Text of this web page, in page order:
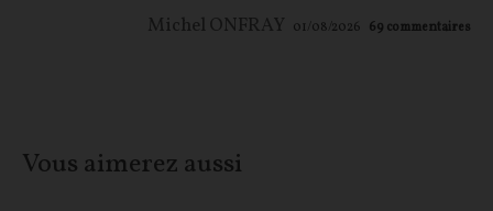
Michel ONFRAY 01/08/2026 69 commentaires
Vous aimerez aussi